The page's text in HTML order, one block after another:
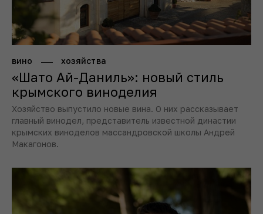
вино хозяйства
«Шато Ай-Даниль»: новый стиль
крымского виноделия
Хозяйство выпустило новые вина. О них рассказывает
главный винодел, представитель известной династии
крымских виноделов массандровской школы Андрей
Макагонов.